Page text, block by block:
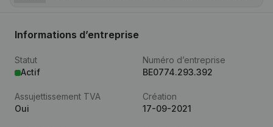
Informations d’entreprise
Statut
Actif
Numéro d’entreprise
BE0774.293.392
Assujettissement TVA
Oui
Création
17-09-2021